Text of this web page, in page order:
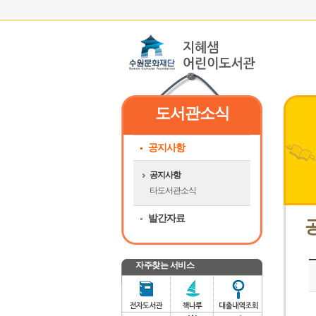
도서관소식
공지사항
공지사항
타도서관소식
발간자료
자주찾는 서비스